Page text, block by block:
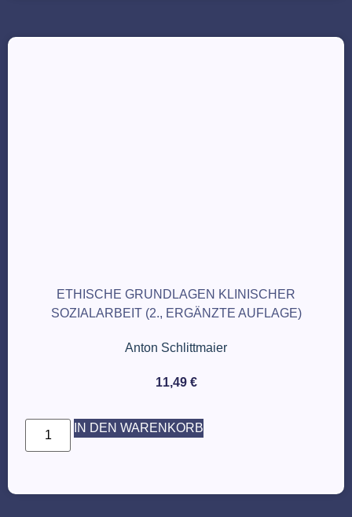
ETHISCHE GRUNDLAGEN KLINISCHER
SOZIALARBEIT (2., ERGÄNZTE AUFLAGE)
Anton Schlittmaier
11,49 €
IN DEN WARENKORB